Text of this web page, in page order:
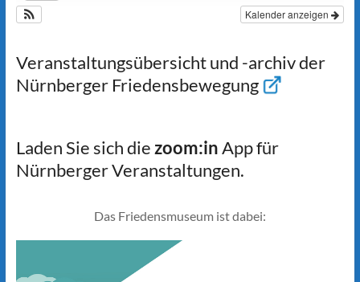
Kalender anzeigen
Veranstaltungsübersicht und -archiv der
Nürnberger Friedensbewegung
Laden Sie sich diezoom:inApp für
Nürnberger Veranstaltungen.
Das Friedensmuseum ist dabei: